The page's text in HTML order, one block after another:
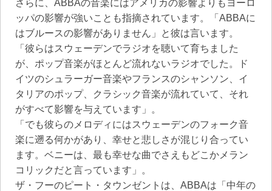
さらに、ABBAの音楽にはアメリカの影響よりもヨーロ
ッパの影響が強いことも指摘されています。「ABBAに
はブルースの影響がありません」と彼は言います。
「彼らはスウェーデンでラジオを聴いて育ちました
が、ポップ音楽がほとんど流れないラジオでした。ド
イツのシュラーガー音楽やフランスのシャンソン、イ
タリアのポップ、クラシック音楽が流れていて、それ
がすべて影響を与えています」。
「でも彼らのメロディにはスウェーデンのフォーク音
楽に遡る何かがあり、幸せと悲しさが混じり合ってい
ます。ベニーは、最も幸せな曲でさえもどこかメラン
コリックだと言っています」。
ザ・フーのピート・タウンゼントは、ABBAは「中年の